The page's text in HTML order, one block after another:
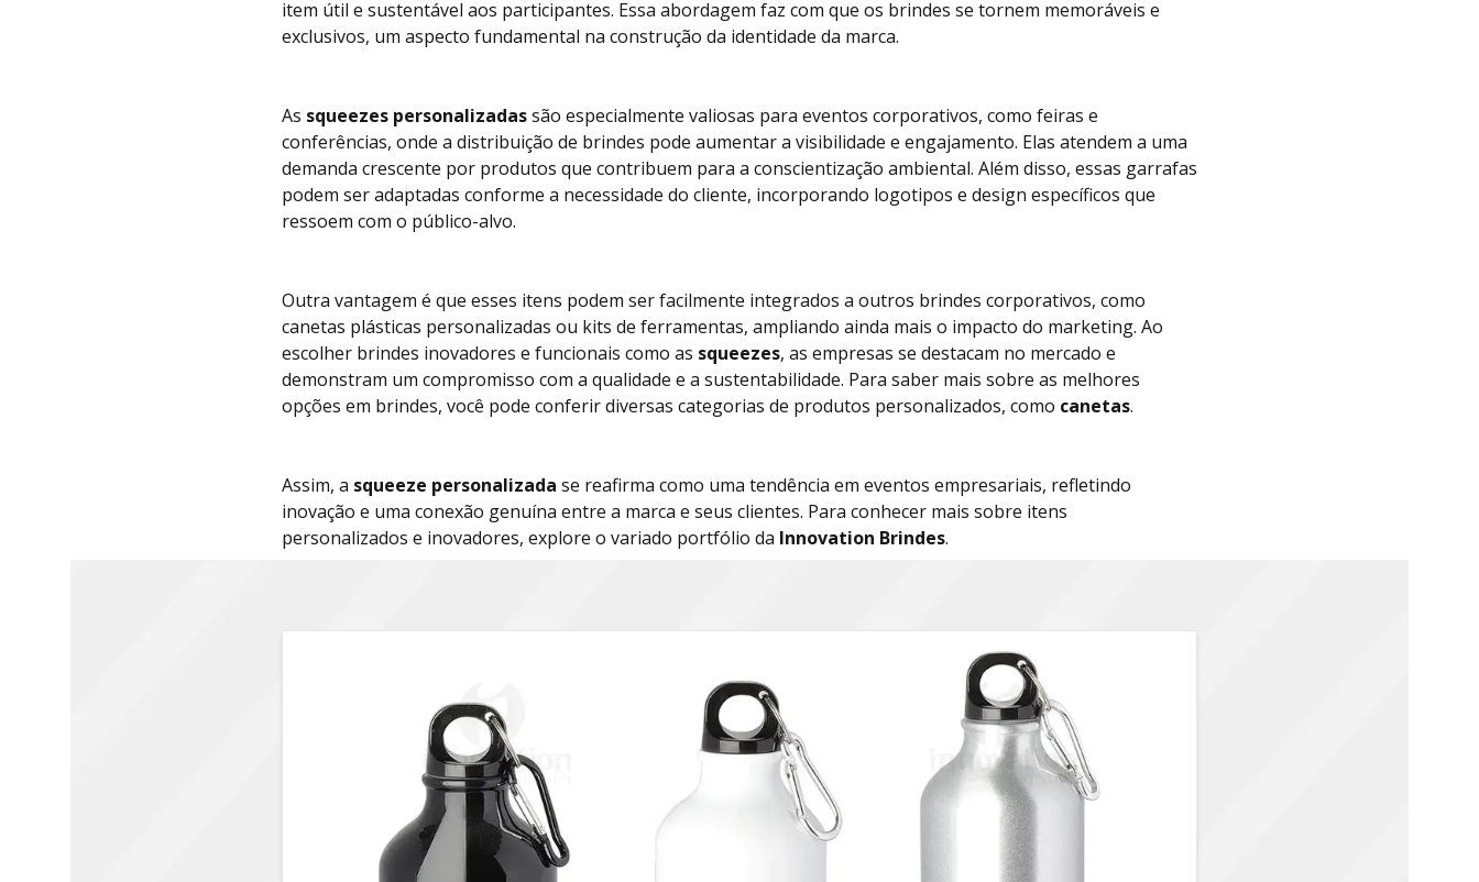
item útil e sustentável aos participantes. Essa abordagem faz com que os brindes se tornem memoráveis e
exclusivos, um aspecto fundamental na construção da identidade da marca.
As squeezes personalizadassão especialmente valiosas para eventos corporativos, como feiras e
conferências, onde a distribuição de brindes pode aumentar a visibilidade e engajamento. Elas atendem a uma
demanda crescente por produtos que contribuem para a conscientização ambiental. Além disso, essas garrafas
podem ser adaptadas conforme a necessidade do cliente, incorporando logotipos e design específicos que
ressoem com o público-alvo.
Outra vantagem é que esses itens podem ser facilmente integrados a outros brindes corporativos, como
canetas plásticas personalizadas ou kits de ferramentas, ampliando ainda mais o impacto do marketing. Ao
escolher brindes inovadores e funcionais como as squeezes, as empresas se destacam no mercado e
demonstram um compromisso com a qualidade e a sustentabilidade. Para saber mais sobre as melhores
opções em brindes, você pode conferir diversas categorias de produtos personalizados, como canetas.
Assim, a squeeze personalizada se reafirma como uma tendência em eventos empresariais, refletindo
inovação e uma conexão genuína entre a marca e seus clientes. Para conhecer mais sobre itens
personalizados e inovadores, explore o variado portfólio da Innovation Brindes.